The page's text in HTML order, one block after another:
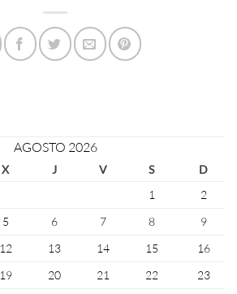
AGOSTO 2026
X J V S
D
1
2
5 6 7 8
9
12 13 14 15
16
19 20 21 22
23